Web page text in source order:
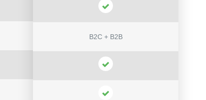
B2C + B2B